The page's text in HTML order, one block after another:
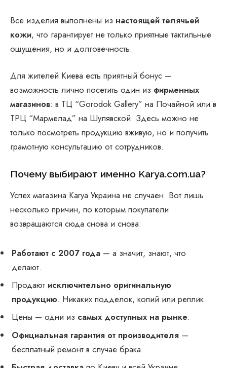
Все изделия выполнены из настоящей телячьей
кожи, что гарантирует не только приятные тактильные
ощущения, но и долговечность.
Для жителей Киева есть приятный бонус —
возможность лично посетить один из фирменных
магазинов: в ТЦ “Gorodok Gallery” на Почайной или в
ТРЦ “Мармелад” на Шулявской. Здесь можно не
только посмотреть продукцию вживую, но и получить
грамотную консультацию от сотрудников.
Почему выбирают именно Karya.com.ua?
Успех магазина Karya Украина не случаен. Вот лишь
несколько причин, по которым покупатели
возвращаются сюда снова и снова:
Работают с 2007 года — а значит, знают, что
делают.
Продают исключительно оригинальную
продукцию. Никаких подделок, копий или реплик.
Цены — одни из самых доступных на рынке.
Официальная гарантия от производителя —
бесплатный ремонт в случае брака.